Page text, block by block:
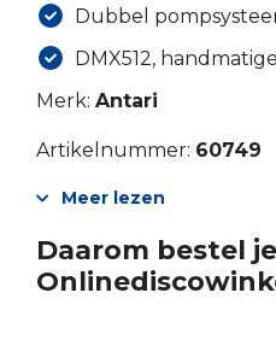
Dubbel
DMX512,
Merk: Antari
Artikelnummer: 60749
Meer lezen
Daarom bestel